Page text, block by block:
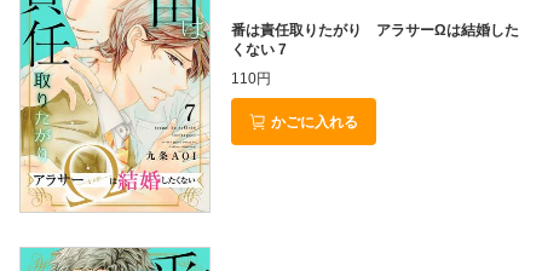
番は責任取りたがり アラサーΩは結婚した
くない 7
110円
かごに入れる